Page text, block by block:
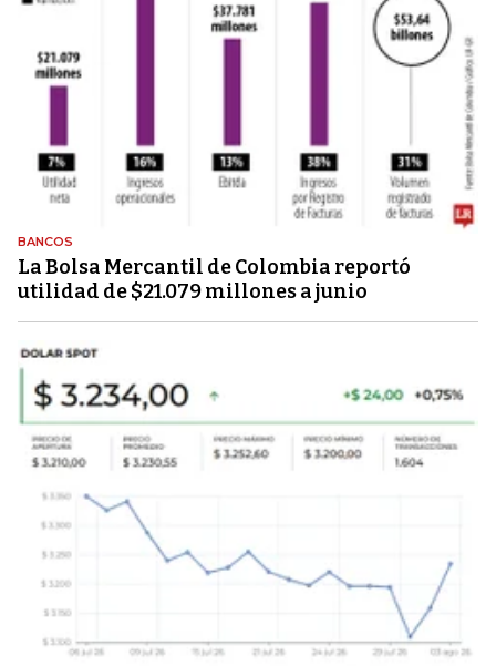
BANCOS
La Bolsa Mercantil de Colombia reportó
utilidad de $21.079 millones a junio